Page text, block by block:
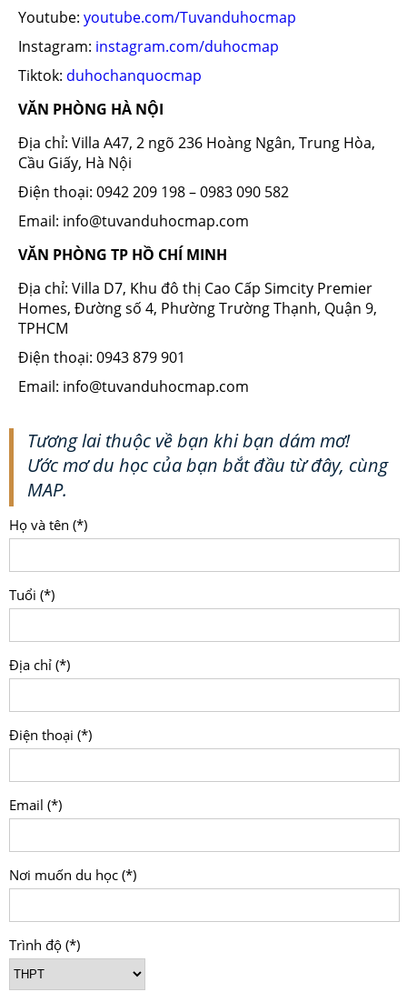
Youtube: youtube.com/Tuvanduhocmap
Instagram: instagram.com/duhocmap
Tiktok: duhochanquocmap
VĂN PHÒNG HÀ NỘI
Địa chỉ: Villa A47, 2 ngõ 236 Hoàng Ngân, Trung Hòa,
Cầu Giấy, Hà Nội
Điện thoại: 0942 209 198 – 0983 090 582
Email: info@tuvanduhocmap.com
VĂN PHÒNG TP HỒ CHÍ MINH
Địa chỉ: Villa D7, Khu đô thị Cao Cấp Simcity Premier
Homes, Đường số 4, Phường Trường Thạnh, Quận 9,
TPHCM
Điện thoại: 0943 879 901
Email: info@tuvanduhocmap.com
Tương lai thuộc về bạn khi bạn dám mơ!
Ước mơ du học của bạn bắt đầu từ đây, cùng
MAP.
Họ và tên (*)
Tuổi (*)
Địa chỉ (*)
Điện thoại (*)
Email (*)
Nơi muốn du học (*)
Trình độ (*)